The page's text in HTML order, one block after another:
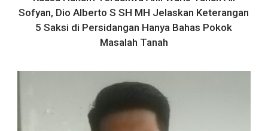
Sofyan, Dio Alberto S SH MH Jelaskan Keterangan
5 Saksi di Persidangan Hanya Bahas Pokok
Masalah Tanah